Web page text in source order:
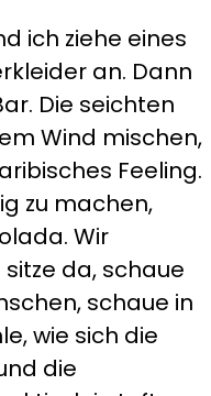
ich ziehe eines
an. Dann
Die seichten
Wind mischen,
Feeling.
zu machen,
Wir
da, schaue
schaue in
wie sich die
die